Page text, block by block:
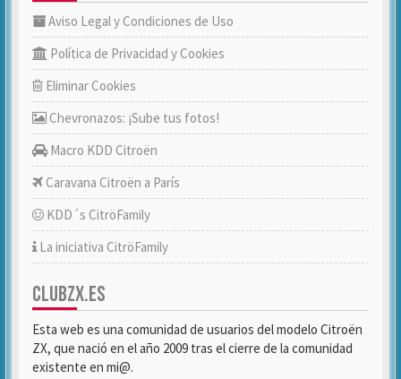
Aviso Legal y Condiciones de Uso
Política de Privacidad y Cookies
Eliminar Cookies
Chevronazos: ¡Sube tus fotos!
Macro KDD Citroën
Caravana Citroën a París
KDD´s CitröFamily
La iniciativa CitröFamily
CLUBZX.ES
Esta web es una comunidad de usuarios del modelo Citroën
ZX, que nació en el año 2009 tras el cierre de la comunidad
existente en mi@.